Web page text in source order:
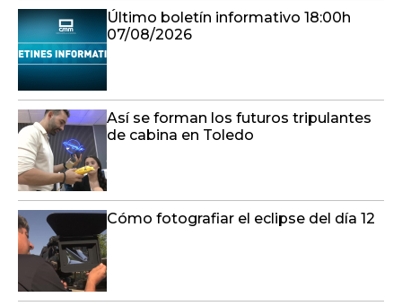
Último boletín informativo 18:00h
07/08/2026
Así se forman los futuros tripulantes
de cabina en Toledo
Cómo fotografiar el eclipse del día 12